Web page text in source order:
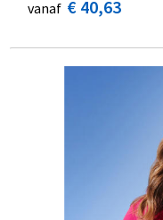
vanaf € 40,63